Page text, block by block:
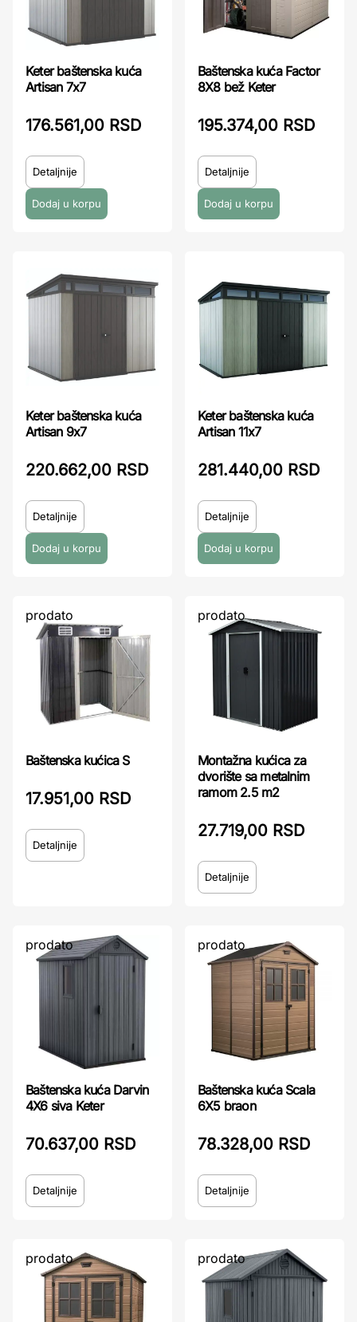
Keter baštenska kuća
Artisan 7x7
176.561,00 RSD
Detaljnije
Baštenska kuća Factor
8X8 bež Keter
195.374,00 RSD
Detaljnije
Keter baštenska kuća
Artisan 9x7
220.662,00 RSD
Detaljnije
Keter baštenska kuća
Artisan 11x7
281.440,00 RSD
Detaljnije
prodato
Baštenska kućica S
17.951,00 RSD
Detaljnije
prodato
Montažna kućica za
dvorište sa metalnim
ramom 2.5 m2
27.719,00 RSD
Detaljnije
prodato
Baštenska kuća Darvin
4X6 siva Keter
70.637,00 RSD
Detaljnije
prodato
Baštenska kuća Scala
6X5 braon
78.328,00 RSD
Detaljnije
prodato prodato